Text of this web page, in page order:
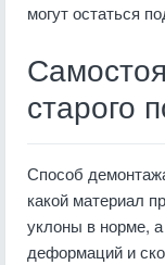
могут остаться
старого
Способ
какой материал
уклоны в норме, а
деформаций и